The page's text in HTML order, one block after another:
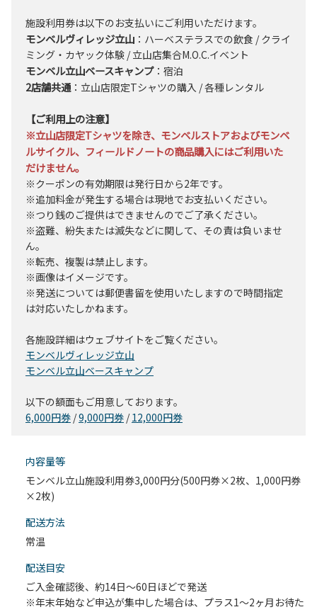
施設利用券は以下のお支払いにご利用いただけます。
モンベルヴィレッジ立山 ：ハーベステラスでの飲食 / クライ
ミング・カヤック体験 / 立山店集合M.O.C.イベント
モンベル立山ベースキャンプ：宿泊
2店舗共通：立山店限定Tシャツの購入 / 各種レンタル
【ご利用上の注意】
※立山店限定Tシャツを除き、モンベルストアおよびモンベ
ルサイクル、フィールドノートの商品購入にはご利用いた
だけません。
※クーポンの有効期限は発行日から2年です。
※追加料金が発生する場合は現地でお支払いください。
※つり銭のご提供はできませんのでご了承ください。
※盗難、紛失または滅失などに関して、その責は負いませ
ん。
※転売、複製は禁止します。
※画像はイメージです。
※発送については郵便書留を使用いたしますので時間指定
は対応いたしかねます。
各施設詳細はウェブサイトをご覧ください。
モンベルヴィレッジ立山
モンベル立山ベースキャンプ
以下の額面もご用意しております。
6,000円券 /9,000円券 /12,000円券
内容量等
モンベル立山施設利用券3,000円分(500円券×2枚、1,000円券
×2枚)
配送⽅法
常温
配送目安
ご入金確認後、約14日〜60日ほどで発送
※年末年始など申込が集中した場合は、プラス1～2ヶ月お待た